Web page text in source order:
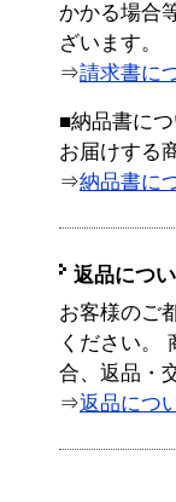
かかる場合
ざいます。
⇒請求書に
■納品書に
お届けする
⇒納品書に
返品につ
お客様のご
ください。
合、返品・
⇒返品につ